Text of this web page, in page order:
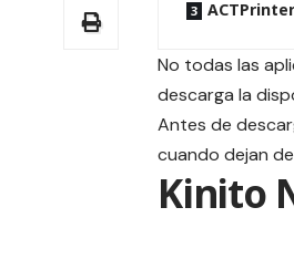
ACTPrinter
No todas las
descarga la
Antes de
cuando dejan
Kinito